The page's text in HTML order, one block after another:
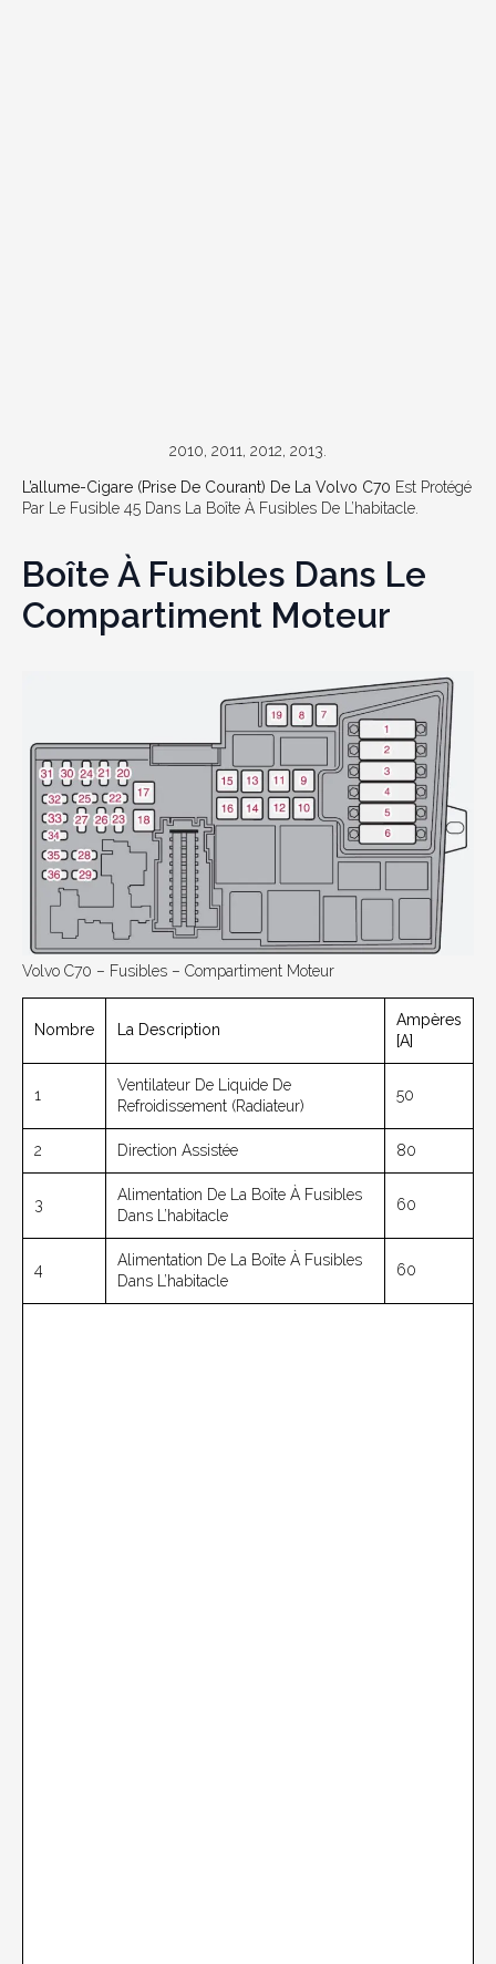
2010, 2011, 2012, 2013.
L’allume-Cigare (prise De Courant) De La Volvo C70 Est Protégé
Par Le Fusible 45 Dans La Boîte À Fusibles De L’habitacle.
Boîte À Fusibles Dans Le
Compartiment Moteur
Volvo C70 – Fusibles – Compartiment Moteur
Nombre La Description
Ampères
[A]
1
Ventilateur De Liquide De
Refroidissement (radiateur)
50
2 Direction Assistée 80
3
Alimentation De La Boîte À Fusibles
Dans L’habitacle
60
4
Alimentation De La Boîte À Fusibles
Dans L’habitacle
60